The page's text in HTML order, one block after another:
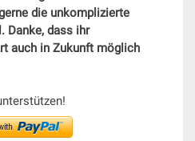
die unkomplizierte
Danke, dass ihr
auch in Zukunft möglich